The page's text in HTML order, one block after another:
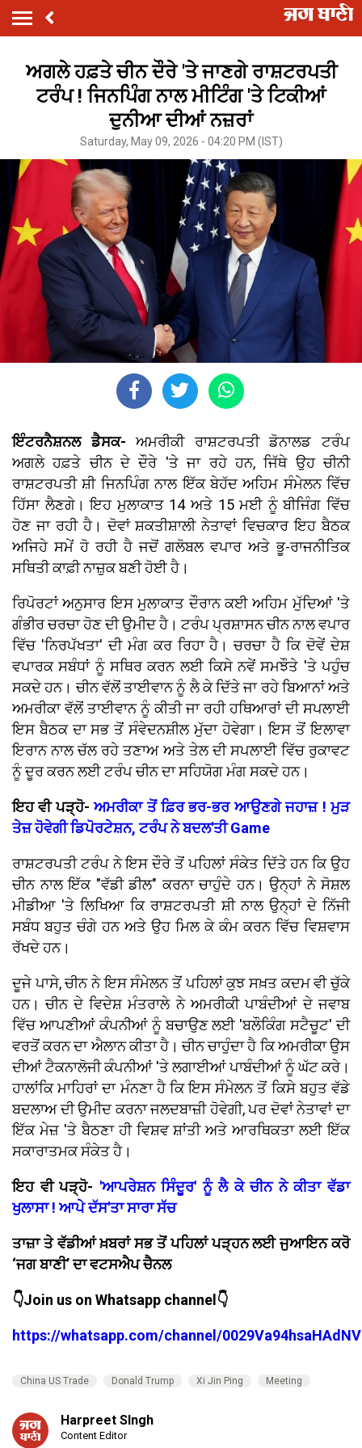
ਅਗਲੇ ਹਫ਼ਤੇ ਚੀਨ ਦੌਰੇ 'ਤੇ ਜਾਣਗੇ ਰਾਸ਼ਟਰਪਤੀ
ਟਰੰਪ ! ਜਿਨਪਿੰਗ ਨਾਲ ਮੀਟਿੰਗ 'ਤੇ ਟਿਕੀਆਂ
ਦੁਨੀਆ ਦੀਆਂ ਨਜ਼ਰਾਂ
Saturday, May 09, 2026 - 04:20 PM (IST)
ਇੰਟਰਨੈਸ਼ਨਲ ਡੈਸਕ-ਅਮਰੀਕੀ ਰਾਸ਼ਟਰਪਤੀ ਡੋਨਾਲਡ ਟਰੰਪ
ਅਗਲੇ ਹਫ਼ਤੇ ਚੀਨ ਦੇ ਦੌਰੇ 'ਤੇ ਜਾ ਰਹੇ ਹਨ, ਜਿੱਥੇ ਉਹ ਚੀਨੀ
ਰਾਸ਼ਟਰਪਤੀ ਸ਼ੀ ਜਿਨਪਿੰਗ ਨਾਲ ਇੱਕ ਬੇਹੱਦ ਅਹਿਮ ਸੰਮੇਲਨ ਵਿੱਚ
ਹਿੱਸਾ ਲੈਣਗੇ। ਇਹ ਮੁਲਾਕਾਤ 14 ਅਤੇ 15 ਮਈ ਨੂੰ ਬੀਜਿੰਗ ਵਿੱਚ
ਹੋਣ ਜਾ ਰਹੀ ਹੈ। ਦੋਵਾਂ ਸ਼ਕਤੀਸ਼ਾਲੀ ਨੇਤਾਵਾਂ ਵਿਚਕਾਰ ਇਹ ਬੈਠਕ
ਅਜਿਹੇ ਸਮੇਂ ਹੋ ਰਹੀ ਹੈ ਜਦੋਂ ਗਲੋਬਲ ਵਪਾਰ ਅਤੇ ਭੂ-ਰਾਜਨੀਤਿਕ
ਸਥਿਤੀ ਕਾਫ਼ੀ ਨਾਜ਼ੁਕ ਬਣੀ ਹੋਈ ਹੈ।
ਰਿਪੋਰਟਾਂ ਅਨੁਸਾਰ ਇਸ ਮੁਲਾਕਾਤ ਦੌਰਾਨ ਕਈ ਅਹਿਮ ਮੁੱਦਿਆਂ 'ਤੇ
ਗੰਭੀਰ ਚਰਚਾ ਹੋਣ ਦੀ ਉਮੀਦ ਹੈ। ਟਰੰਪ ਪ੍ਰਸ਼ਾਸਨ ਚੀਨ ਨਾਲ ਵਪਾਰ
ਵਿੱਚ 'ਨਿਰਪੱਖਤਾ' ਦੀ ਮੰਗ ਕਰ ਰਿਹਾ ਹੈ। ਚਰਚਾ ਹੈ ਕਿ ਦੋਵੇਂ ਦੇਸ਼
ਵਪਾਰਕ ਸਬੰਧਾਂ ਨੂੰ ਸਥਿਰ ਕਰਨ ਲਈ ਕਿਸੇ ਨਵੇਂ ਸਮਝੌਤੇ 'ਤੇ ਪਹੁੰਚ
ਸਕਦੇ ਹਨ। ਚੀਨ ਵੱਲੋਂ ਤਾਈਵਾਨ ਨੂੰ ਲੈ ਕੇ ਦਿੱਤੇ ਜਾ ਰਹੇ ਬਿਆਨਾਂ ਅਤੇ
ਅਮਰੀਕਾ ਵੱਲੋਂ ਤਾਈਵਾਨ ਨੂੰ ਕੀਤੀ ਜਾ ਰਹੀ ਹਥਿਆਰਾਂ ਦੀ ਸਪਲਾਈ
ਇਸ ਬੈਠਕ ਦਾ ਸਭ ਤੋਂ ਸੰਵੇਦਨਸ਼ੀਲ ਮੁੱਦਾ ਹੋਵੇਗਾ। ਇਸ ਤੋਂ ਇਲਾਵਾ
ਇਰਾਨ ਨਾਲ ਚੱਲ ਰਹੇ ਤਣਾਅ ਅਤੇ ਤੇਲ ਦੀ ਸਪਲਾਈ ਵਿੱਚ ਰੁਕਾਵਟ
ਨੂੰ ਦੂਰ ਕਰਨ ਲਈ ਟਰੰਪ ਚੀਨ ਦਾ ਸਹਿਯੋਗ ਮੰਗ ਸਕਦੇ ਹਨ।
ਇਹ ਵੀ ਪੜ੍ਹੋ-ਅਮਰੀਕਾ ਤੋਂ ਫ਼ਿਰ ਭਰ-ਭਰ ਆਉਣਗੇ ਜਹਾਜ਼ ! ਮੁੜ
ਤੇਜ਼ ਹੋਵੇਗੀ ਡਿਪੋਰਟੇਸ਼ਨ, ਟਰੰਪ ਨੇ ਬਦਲ'ਤੀ Game
ਰਾਸ਼ਟਰਪਤੀ ਟਰੰਪ ਨੇ ਇਸ ਦੌਰੇ ਤੋਂ ਪਹਿਲਾਂ ਸੰਕੇਤ ਦਿੱਤੇ ਹਨ ਕਿ ਉਹ
ਚੀਨ ਨਾਲ ਇੱਕ "ਵੱਡੀ ਡੀਲ" ਕਰਨਾ ਚਾਹੁੰਦੇ ਹਨ। ਉਨ੍ਹਾਂ ਨੇ ਸੋਸ਼ਲ
ਮੀਡੀਆ 'ਤੇ ਲਿਖਿਆ ਕਿ ਰਾਸ਼ਟਰਪਤੀ ਸ਼ੀ ਨਾਲ ਉਨ੍ਹਾਂ ਦੇ ਨਿੱਜੀ
ਸਬੰਧ ਬਹੁਤ ਚੰਗੇ ਹਨ ਅਤੇ ਉਹ ਮਿਲ ਕੇ ਕੰਮ ਕਰਨ ਵਿੱਚ ਵਿਸ਼ਵਾਸ
ਰੱਖਦੇ ਹਨ।
ਦੂਜੇ ਪਾਸੇ, ਚੀਨ ਨੇ ਇਸ ਸੰਮੇਲਨ ਤੋਂ ਪਹਿਲਾਂ ਕੁਝ ਸਖ਼ਤ ਕਦਮ ਵੀ ਚੁੱਕੇ
ਹਨ। ਚੀਨ ਦੇ ਵਿਦੇਸ਼ ਮੰਤਰਾਲੇ ਨੇ ਅਮਰੀਕੀ ਪਾਬੰਦੀਆਂ ਦੇ ਜਵਾਬ
ਵਿੱਚ ਆਪਣੀਆਂ ਕੰਪਨੀਆਂ ਨੂੰ ਬਚਾਉਣ ਲਈ 'ਬਲੌਕਿੰਗ ਸਟੈਚੂਟ' ਦੀ
ਵਰਤੋਂ ਕਰਨ ਦਾ ਐਲਾਨ ਕੀਤਾ ਹੈ। ਚੀਨ ਚਾਹੁੰਦਾ ਹੈ ਕਿ ਅਮਰੀਕਾ ਉਸ
ਦੀਆਂ ਟੈਕਨਾਲੋਜੀ ਕੰਪਨੀਆਂ 'ਤੇ ਲਗਾਈਆਂ ਪਾਬੰਦੀਆਂ ਨੂੰ ਘੱਟ ਕਰੇ।
ਹਾਲਾਂਕਿ ਮਾਹਿਰਾਂ ਦਾ ਮੰਨਣਾ ਹੈ ਕਿ ਇਸ ਸੰਮੇਲਨ ਤੋਂ ਕਿਸੇ ਬਹੁਤ ਵੱਡੇ
ਬਦਲਾਅ ਦੀ ਉਮੀਦ ਕਰਨਾ ਜਲਦਬਾਜ਼ੀ ਹੋਵੇਗੀ, ਪਰ ਦੋਵਾਂ ਨੇਤਾਵਾਂ ਦਾ
ਇੱਕ ਮੇਜ਼ 'ਤੇ ਬੈਠਣਾ ਹੀ ਵਿਸ਼ਵ ਸ਼ਾਂਤੀ ਅਤੇ ਆਰਥਿਕਤਾ ਲਈ ਇੱਕ
ਸਕਾਰਾਤਮਕ ਸੰਕੇਤ ਹੈ।
ਇਹ ਵੀ ਪੜ੍ਹੋ- 'ਆਪਰੇਸ਼ਨ ਸਿੰਦੂਰ' ਨੂੰ ਲੈ ਕੇ ਚੀਨ ਨੇ ਕੀਤਾ ਵੱਡਾ
ਖੁਲਾਸਾ ! ਆਪੇ ਦੱਸ'ਤਾ ਸਾਰਾ ਸੱਚ
ਤਾਜ਼ਾ ਤੇ ਵੱਡੀਆਂ ਖ਼ਬਰਾਂ ਸਭ ਤੋਂ ਪਹਿਲਾਂ ਪੜ੍ਹਨ ਲਈ ਜੁਆਇਨ ਕਰੋ
‘ਜਗ ਬਾਣੀ’ ਦਾ ਵਟਸਐਪ ਚੈਨਲ
👇Join us on Whatsapp channel👇
https://whatsapp.com/channel/
China US Trade Donald Trump Xi Jin Ping Meeting
Harpreet SIngh
Content Editor